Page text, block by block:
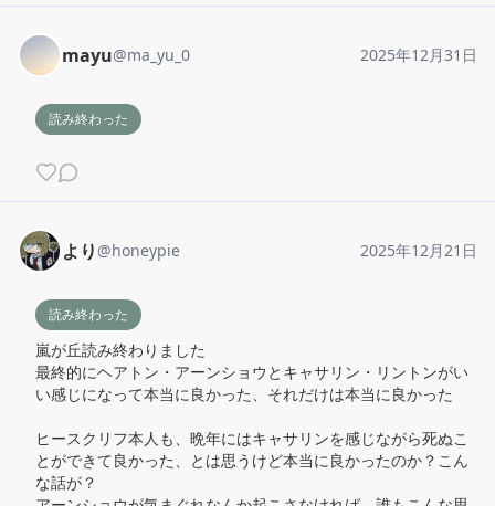
mayu@ma_yu_0 2025年12月31日
読み終わった
より @honeypie 2025年12月21日
読み終わった
嵐が丘読み終わりました
最終的にヘアトン・アーンショウとキャサリン・リントンがい
い感じになって本当に良かった、それだけは本当に良かった
ヒースクリフ本人も、晩年にはキャサリンを感じながら死ぬこ
とができて良かった、とは思うけど本当に良かったのか？こん
な話が？